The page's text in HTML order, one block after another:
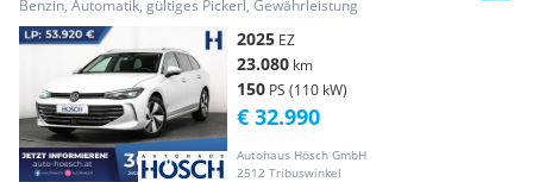
Benzin, Automatik, gültiges Pickerl, Gewährleistung
2025 EZ
23.080 km
150 PS (110 kW)
Autohaus Hösch GmbH
2512 Tribuswinkel
€ 32.990